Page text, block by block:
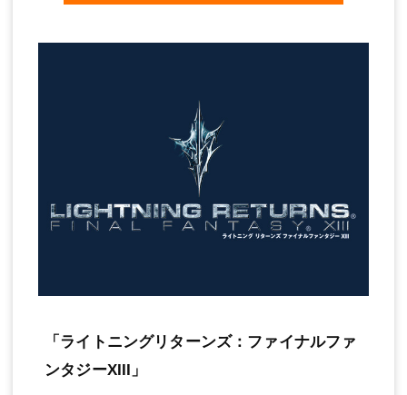
「ライトニングリターンズ：ファイナルファ
ンタジーXIII」